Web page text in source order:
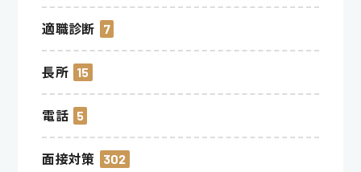
適職診断 7
長所 15
電話 5
面接対策 302